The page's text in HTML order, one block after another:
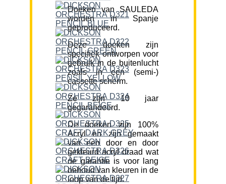
Doeken van SAULEDA
worden in Spanje
geproduceerd.
Deze doeken zijn
specifiek ontworpen voor
gebruik in de buitenlucht
zoals in een (semi-)
cassette scherm.
Ze zijn 10 jaar
gegarandeerd.
De doeken zijn 100%
Acryl en zijn gemaakt
van een door en door
gekleurd acryl draad wat
de garantie is voor lang
behoud van kleuren in de
loop van de tijd.